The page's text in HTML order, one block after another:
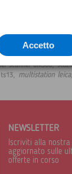
scanner blk360,
, multistation leica,
NEWSLETTER
Iscriviti alla
aggiornato sulle
offerte in corso
Accetto